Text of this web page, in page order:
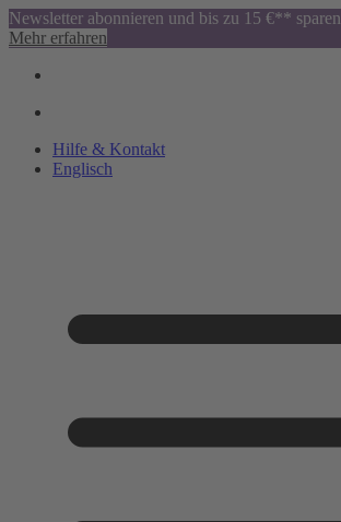
Newsletter abonnieren und bis zu 15 €** sparen
Mehr erfahren
Hilfe & Kontakt
Englisch